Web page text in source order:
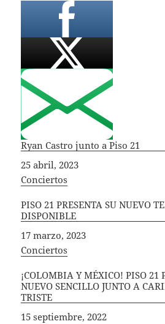
Ryan Castro junto a Piso 21
Fecha
25 abril, 2023
In relation to
Conciertos
PISO 21 PRESENTA SU NUEVO
DISPONIBLE
Fecha
17 marzo, 2023
In relation to
Conciertos
¡COLOMBIA Y MÉXICO! PISO 21
NUEVO SENCILLO JUNTO A
TRISTE
Fecha
15 septiembre, 2022